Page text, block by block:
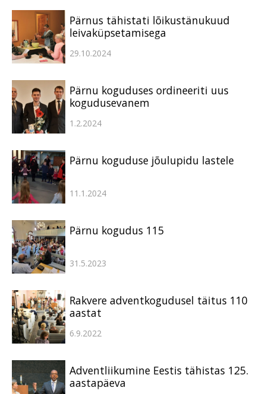
Pärnus tähistati lõikustänukuud
leivaküpsetamisega
29.10.2024
Pärnu koguduses ordineeriti uus
kogudusevanem
1.2.2024
Pärnu koguduse jõulupidu lastele
11.1.2024
Pärnu kogudus 115
31.5.2023
Rakvere adventkogudusel täitus 110
aastat
6.9.2022
Adventliikumine Eestis tähistas 125.
aastapäeva